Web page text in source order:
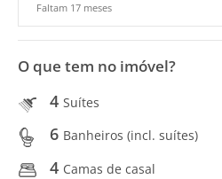
Faltam 17 meses
O que tem no imóvel?
4 Suítes
6 Banheiros (incl. suítes)
4 Camas de casal